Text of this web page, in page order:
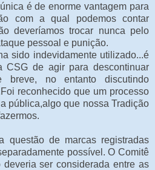
é de enorme vantagem para
com a qual podemos contar
deveríamos trocar nunca pelo
pessoal e punição.
sido indevidamente utilizado...é
CSG de agir para descontinuar
breve, no entanto discutindo
reconhecido que um processo
pública,algo que nossa Tradição
questão de marcas registradas
possível. O Comitê
ser considerada entre as